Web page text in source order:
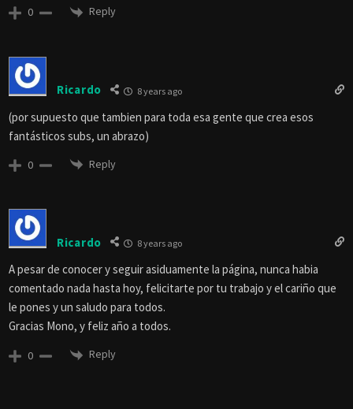
0 Reply
Ricardo 8 years ago
(por supuesto que tambien para toda esa gente que crea esos
fantásticos subs, un abrazo)
0 Reply
Ricardo 8 years ago
A pesar de conocer y seguir asiduamente la página, nunca habia
comentado nada hasta hoy, felicitarte por tu trabajo y el cariño que
le pones y un saludo para todos.
Gracias Mono, y feliz año a todos.
0 Reply